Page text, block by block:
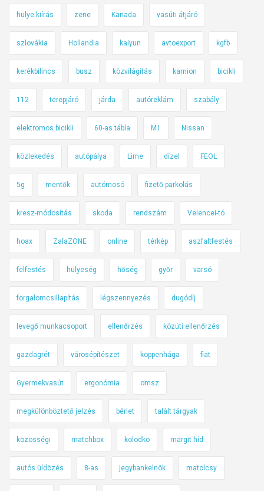
ö
s
e
f
o
a
l
ó
hülye kiírás zene Kanada vasúti átjáró
szlovákia Hollandia kaiyun avtoexport kgfb
kerékbilincs busz közvilágítás kamion bicikli
112 terepjáró járda autóreklám szabály
elektromos bicikli 60-as tábla M1 Nissan
közlekedés autópálya Lime dízel FEOL
5g mentők autómosó fizető parkolás
kresz-módosítás skoda rendszám Velencei-tó
hoax ZalaZONE online térkép aszfaltfestés
felfestés hülyeség hőség győr varsó
forgalomcsillapítás légszennyezés dugódíj
levegő munkacsoport ellenőrzés közúti ellenőrzés
gazdagrét városépítészet koppenhága fiat
Gyermekvasút ergonómia omsz
megkülönböztető jelzés bérlet talált tárgyak
közösségi matchbox kolodko margit híd
autós üldözés 8-as jegybankelnök matolcsy